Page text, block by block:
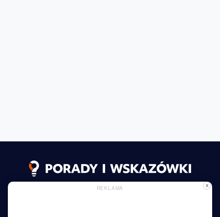
REKLAMA X